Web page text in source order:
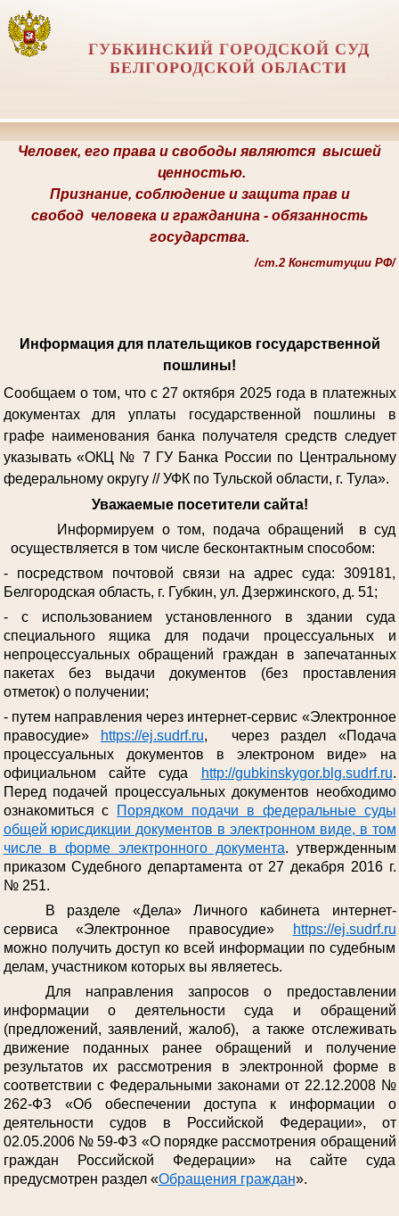
ГУБКИНСКИЙ ГОРОДСКОЙ СУД
БЕЛГОРОДСКОЙ ОБЛАСТИ
Человек, его права и свободы являются высшей
ценностью.
Признание, соблюдение и защита прав и
свобод человека и гражданина - обязанность
государства.
/ст.2 Конституции РФ/
Информация для плательщиков государственной
пошлины!
Сообщаем о том, что с 27 октября 2025 года в платежных
документах для уплаты государственной пошлины в
графе наименования банка получателя средств следует
указывать «ОКЦ № 7 ГУ Банка России по Центральному
федеральному округу // УФК по Тульской области, г. Тула».
Уважаемые посетители сайта!
Информируем о том, подача обращений в суд
осуществляется в том числе бесконтактным способом:
- посредством почтовой связи на адрес суда: 309181,
Белгородская область, г. Губкин, ул. Дзержинского, д. 51;
- с использованием установленного в здании суда
специального ящика для подачи процессуальных и
непроцессуальных обращений граждан в запечатанных
пакетах без выдачи документов (без проставления
отметок) о получении;
- путем направления через интернет-сервис «Электронное
правосудие»
https://ej.sudrf.ru, через раздел «Подача
процессуальных документов в электроном виде» на
официальном сайте суда
http://gubkinskygor.blg.sudrf.ru.
Перед подачей процессуальных документов необходимо
ознакомиться с
Порядком подачи в федеральные суды
общей юрисдикции документов в электронном виде, в том
числе в форме электронного документа. утвержденным
приказом Судебного департамента от 27 декабря 2016 г.
№ 251.
В разделе «Дела» Личного кабинета интернет-
сервиса «Электронное правосудие»
https://ej.sudrf.ru
можно получить доступ ко всей информации по судебным
делам, участником которых вы являетесь.
Для направления запросов о предоставлении
информации о деятельности суда и обращений
(предложений, заявлений, жалоб), а также отслеживать
движение поданных ранее обращений и получение
результатов их рассмотрения в электронной форме в
соответствии с Федеральными законами от 22.12.2008 №
262-ФЗ «Об обеспечении доступа к информации о
деятельности судов в Российской Федерации», от
02.05.2006 № 59-ФЗ «О порядке рассмотрения обращений
граждан Российской Федерации» на сайте суда
предусмотрен раздел «Обращения граждан».